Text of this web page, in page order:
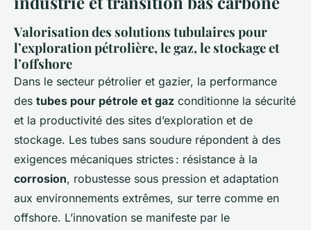
Valorisation des solutions tubulaires pour
l’exploration pétrolière, le gaz, le stockage et
l’offshore
Dans le secteur pétrolier et gazier, la performance
des tubes pour pétrole et gaz conditionne la sécurité
et la productivité des sites d’exploration et de
stockage. Les tubes sans soudure répondent à des
exigences mécaniques strictes : résistance à la
corrosion, robustesse sous pression et adaptation
aux environnements extrêmes, sur terre comme en
offshore. L’innovation se manifeste par le